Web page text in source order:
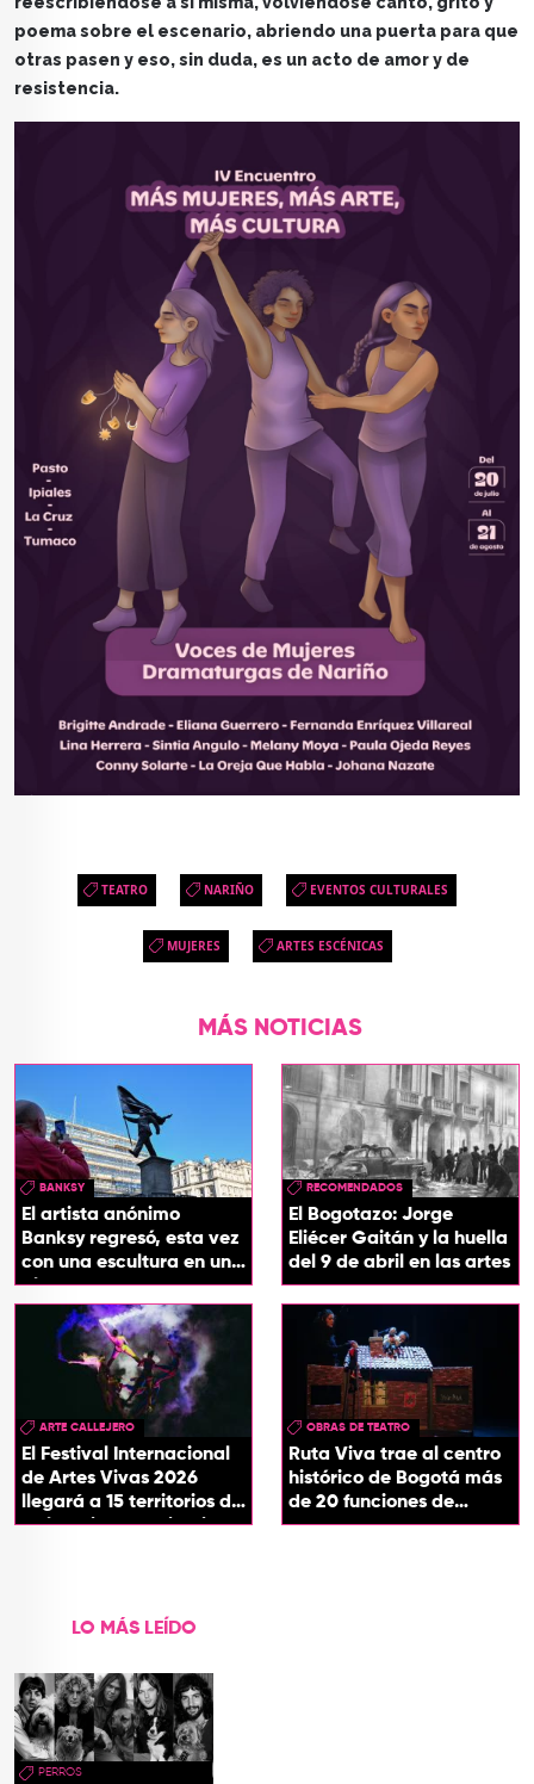
poema sobre el escenario, abriendo una puerta para que
otras pasen y eso, sin duda, es un acto de amor y de
resistencia.
TEATRO NARIÑO EVENTOS CULTURALES
MUJERES ARTES ESCÉNICAS
MÁS NOTICIAS
BANKSY
El artista anónimo
Banksy regresó, esta vez
con una escultura en una
plaza de Londres
RECOMENDADOS
El Bogotazo: Jorge
Eliécer Gaitán y la huella
del 9 de abril en las artes
ARTE CALLEJERO
El Festival Internacional
de Artes Vivas 2026
llegará a 15 territorios de
Colombia con ‘Circuitos
OBRAS DE TEATRO
Ruta Viva trae al centro
histórico de Bogotá más
de 20 funciones de
teatro
LO MÁS LEÍDO
PERROS